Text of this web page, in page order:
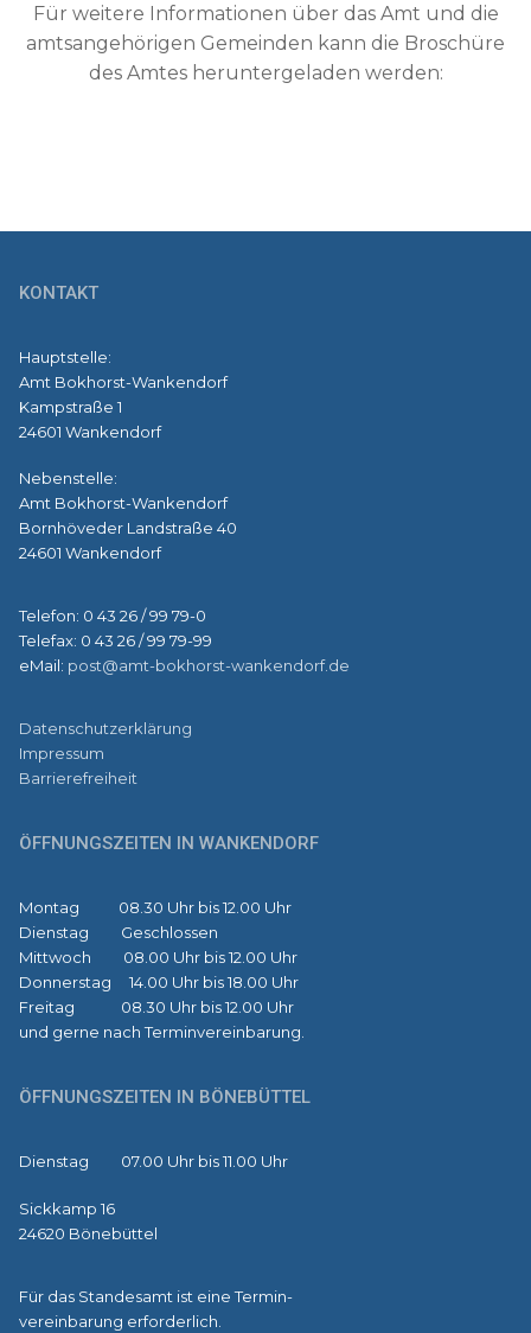
Für weitere Informationen über das Amt und die
amtsangehörigen Gemeinden kann die Broschüre
des Amtes heruntergeladen werden:
KONTAKT
Hauptstelle:
Amt Bokhorst-Wankendorf
Kampstraße 1
24601 Wankendorf
Nebenstelle:
Amt Bokhorst-Wankendorf
Bornhöveder Landstraße 40
24601 Wankendorf
Telefon: 0 43 26 / 99 79-0
Telefax: 0 43 26 / 99 79-99
eMail: post@amt-bokhorst-wankendorf.de
Datenschutzerklärung
Impressum
Barrierefreiheit
ÖFFNUNGSZEITEN IN WANKENDORF
Montag 08.30 Uhr bis 12.00 Uhr
Dienstag Geschlossen
Mittwoch 08.00 Uhr bis 12.00 Uhr
Donnerstag 14.00 Uhr bis 18.00 Uhr
Freitag 08.30 Uhr bis 12.00 Uhr
und gerne nach Terminvereinbarung.
ÖFFNUNGSZEITEN IN BÖNEBÜTTEL
Dienstag 07.00 Uhr bis 11.00 Uhr
Sickkamp 16
24620 Bönebüttel
Für das Standesamt ist eine Termin-
vereinbarung erforderlich.